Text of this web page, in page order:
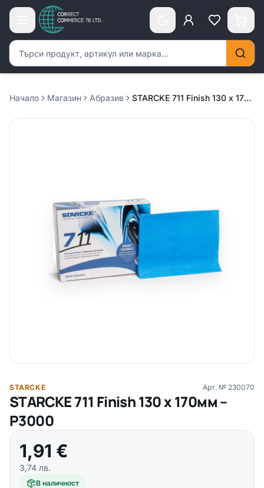
Търсене на продукти
Начало Магазин Абразив STARCKE 711 Finish 130 х 170мм – P3000
STARCKE Арт. № 230070
STARCKE 711 Finish 130 х 170мм –
P3000
1,91 €
3,74 лв.
В наличност